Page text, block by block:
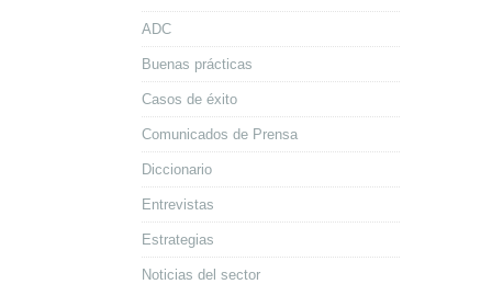
ADC
Buenas prácticas
Casos de éxito
Comunicados de Prensa
Diccionario
Entrevistas
Estrategias
Noticias del sector